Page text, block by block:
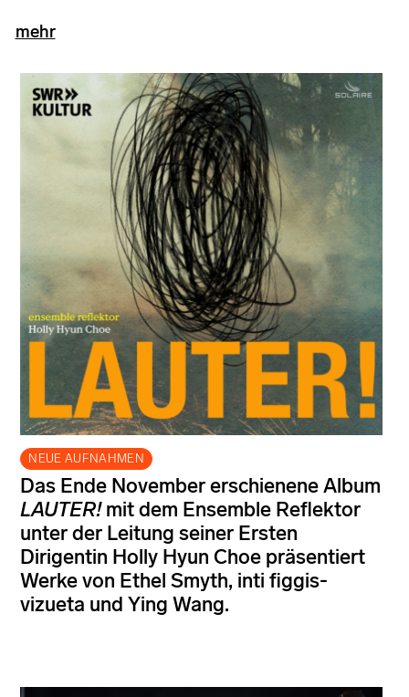
mehr
NEUE AUFNAHMEN
Das Ende November erschienene Album
LAUTER!mit dem Ensemble Reflektor
unter der Leitung seiner Ersten
Dirigentin Holly Hyun Choe präsentiert
Werke von Ethel Smyth, inti figgis-
vizueta und Ying Wang.